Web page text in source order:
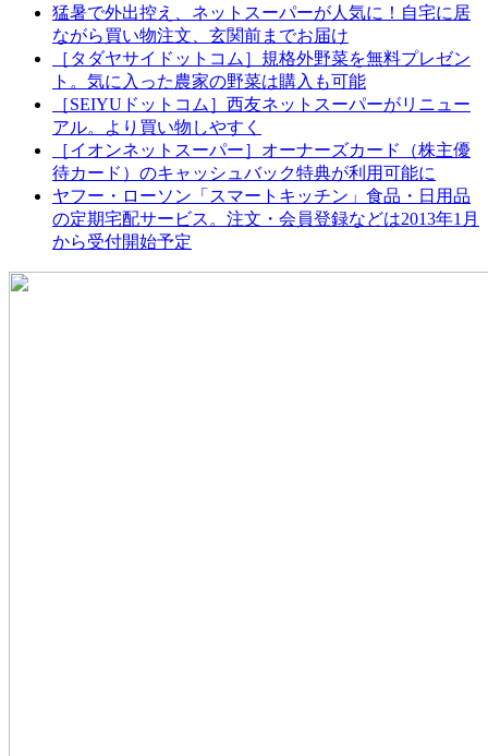
猛暑で外出控え、ネットスーパーが人気に！自宅に居
ながら買い物注文、玄関前までお届け
［タダヤサイドットコム］規格外野菜を無料プレゼン
ト。気に入った農家の野菜は購入も可能
［SEIYUドットコム］西友ネットスーパーがリニュー
アル。より買い物しやすく
［イオンネットスーパー］オーナーズカード（株主優
待カード）のキャッシュバック特典が利用可能に
ヤフー・ローソン「スマートキッチン」食品・日用品
の定期宅配サービス。注文・会員登録などは2013年1月
から受付開始予定